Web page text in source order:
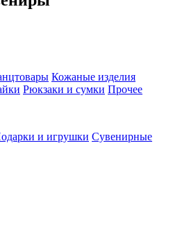
Кожаные изделия
Рюкзаки и сумки Прочее
и игрушки Сувенирные